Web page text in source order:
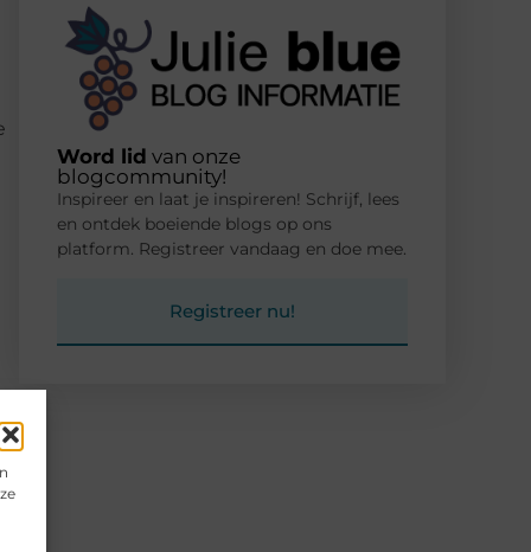
Word lid van onze
blogcommunity!
Inspireer en laat je inspireren! Schrijf, lees
en ontdek boeiende blogs op ons
platform. Registreer vandaag en doe mee.
Registreer nu!